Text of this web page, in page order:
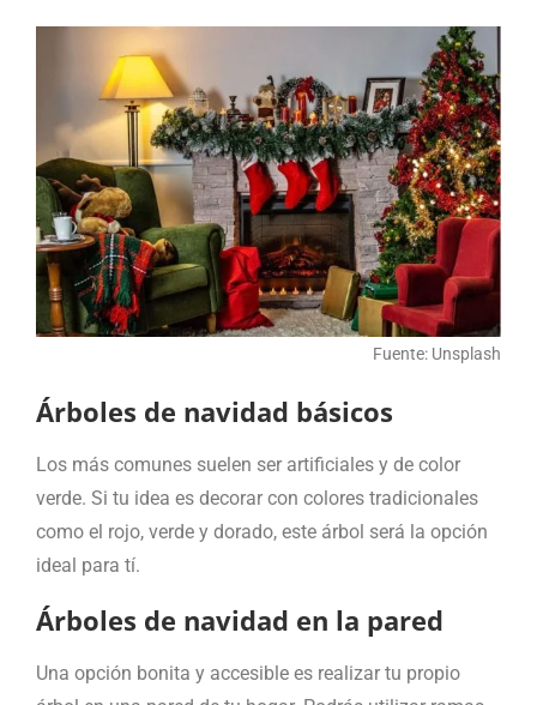
Fuente: Unsplash
Árboles de navidad básicos
Los más comunes suelen ser artificiales y de color
verde. Si tu idea es decorar con colores tradicionales
como el rojo, verde y dorado, este árbol será la opción
ideal para tí.
Árboles de navidad en la pared
Una opción bonita y accesible es realizar tu propio